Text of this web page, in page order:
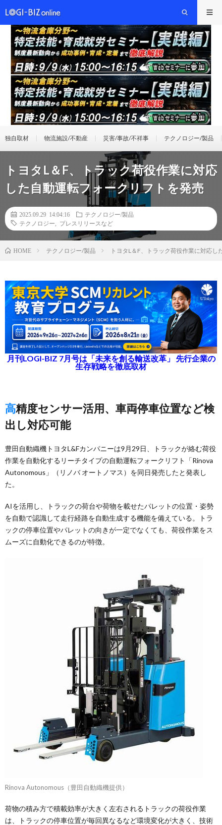
独自取材 物流施設/不動産 災害/事故/不祥事 テクノロジー/製品
トヨタL＆F、トラック荷役作業に対応
した自動運転フォークリフトを発売
2025.09.29 14:04:16
テクノロジー/製品
テクノロジー
プレスリリースなど
HOME テクノロジー/製品 トヨタL＆F、トラック荷役作業に対応
月刊LOGI-BIZ 7月号は「未来を創る輸送改革」 先行企業の
生存戦略を徹底取材
高精度センサー活用、車両停車位置など検
出し対応可能
豊田自動織機トヨタL&Fカンパニーは9月29日、トラックが絡む荷役
作業を自動化するリーチタイプの自動運転フォークリフト「Rinova
Autonomous」（リノバ オートノマス）を同日発売したと発表し
た。
AIを活用し、トラックの荷台や荷物を載せたパレットの位置・姿勢
を自動で認識して走行経路を自動生成する機能を備えている。トラ
ックの停車位置やパレットの向きが一定でなくても、荷役作業をス
ムーズに自動化できるのが特徴。
Rinova Autonomous（豊田自動織機提供）
荷物の積み方で積載効率が大きく左右されるトラックの荷役作業
は、トラックの停車位置が毎回異なるなど環境変化が大きく、技術